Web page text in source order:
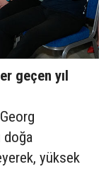
geçen yıl
doğa
yüksek